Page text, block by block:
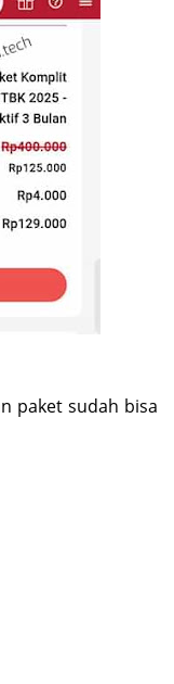
paket sudah bisa